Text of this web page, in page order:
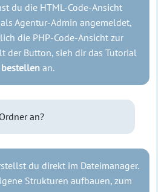
du die HTML-Code-Ansicht
Agentur-Admin angemeldet,
die PHP-Code-Ansicht zur
der Button, sieh dir das Tutorial
an.
an?
du direkt im Dateimanager.
Strukturen aufbauen, zum